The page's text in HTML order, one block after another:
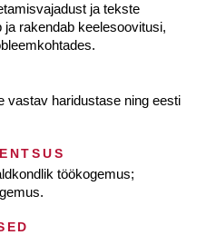
ja tekste
rakendab keelesoovitusi,
vastav haridustase ning eesti
töökogemus;